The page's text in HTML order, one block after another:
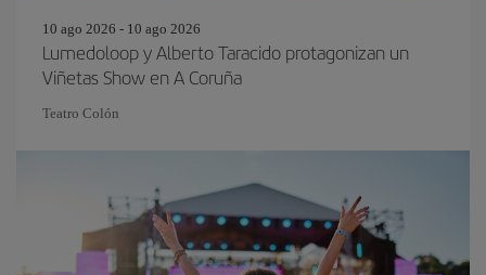
10 ago 2026 - 10 ago 2026
Lumedoloop y Alberto Taracido protagonizan un
Viñetas Show en A Coruña
Teatro Colón